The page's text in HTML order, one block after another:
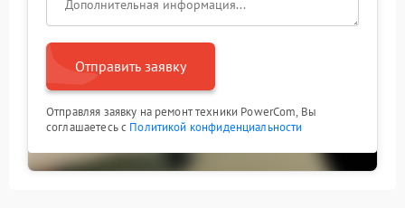
Отправить заявку
Отправляя заявку на ремонт техники PowerCom, Вы
соглашаетесь с Политикой конфиденциальности